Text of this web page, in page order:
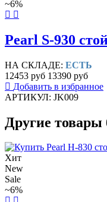
~6%
Pearl S-930
НА СКЛАДЕ: ЕСТЬ
12453 руб 13390 руб
Добавить в избранное
АРТИКУЛ: JK009
Другие товары
Хит
New
Sale
~6%